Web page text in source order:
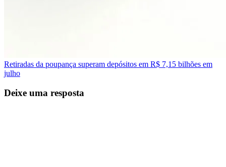
Retiradas da poupança superam depósitos em R$ 7,15 bilhões em
julho
Deixe uma resposta